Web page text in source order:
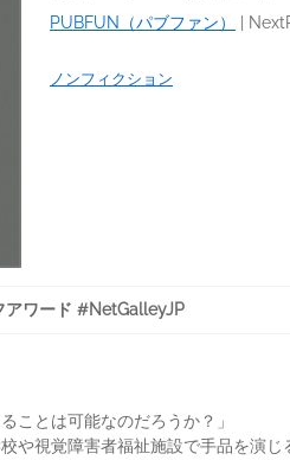
PUBFUN（パブファン）
ノンフィクション
アワード #NetGalleyJP
ことは可能なのだろうか？」
や視覚障害者福祉施設で手品を演